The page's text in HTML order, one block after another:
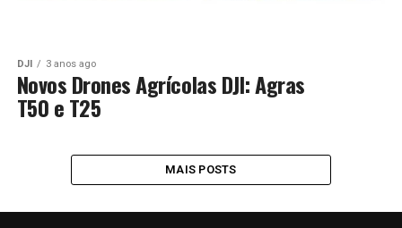
DJI 3 anos ago
Novos Drones Agrícolas DJI: Agras
T50 e T25
MAIS POSTS